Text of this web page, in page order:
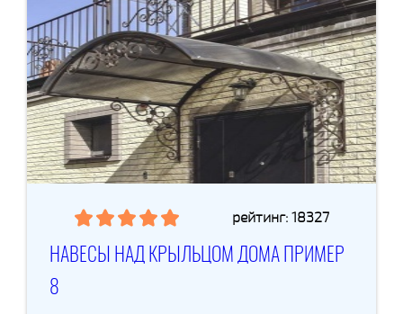
рейтинг: 18327
НАВЕСЫ НАД КРЫЛЬЦОМ ДОМА ПРИМЕР
8